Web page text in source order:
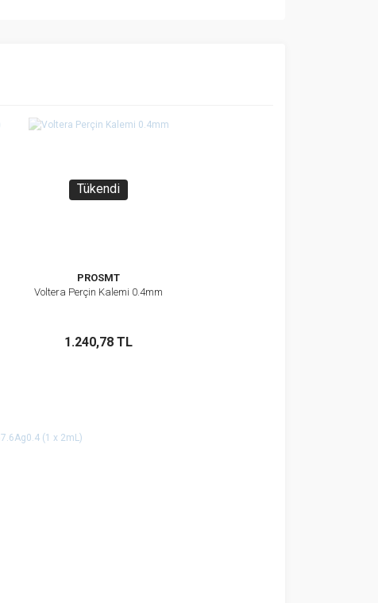
Tükendi
PROSMT
Voltera Perçin Kalemi 0.4mm
1.240,78 TL
İncele
Stokta Yok